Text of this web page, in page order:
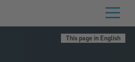
This page in English